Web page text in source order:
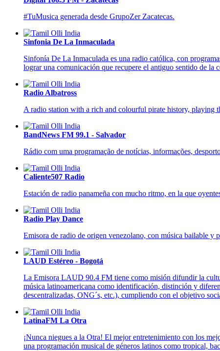
#TuMusica generada desde GrupoZer Zacatecas.
Sinfonia De La Inmaculada
Sinfonía De La Inmaculada es una radio católica, con
lograr una comunicación que recupere el antiguo sentido de la
Radio Albatross
A radio station with a rich and colourful pirate history, playing
BandNews FM 99.1 - Salvador
Rádio com uma programação de notícias, informações,
Caliente507 Radio
Estación de radio panameña con mucho ritmo, en la que
Radio Play Dance
Emisora de radio de origen venezolano, con música bailable y
LAUD Estéreo - Bogotá
La Emisora LAUD 90.4 FM tiene como misión difundir la
música latinoamericana como identificación, distinción y
descentralizadas, ONG´s, etc.), cumpliendo con el objetivo
LatinaFM La Otra
¡Nunca niegues a la Otra! El mejor entretenimiento con los
una programación musical de géneros latinos como tropical,